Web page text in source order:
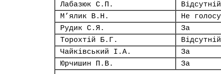
Лабазюк С.П.
Відсутній
М’ялик В.Н.
Не
Рудик С.Я.
За
Торохтій Б.Г.
Відсутній
Чайківський І.А.
За
Юрчишин П.В.
За